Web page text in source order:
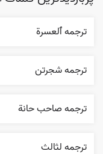
ترجمه ٱلعسرة
ترجمه شجرتن
ترجمه صاحب حانة
ترجمه لثالث